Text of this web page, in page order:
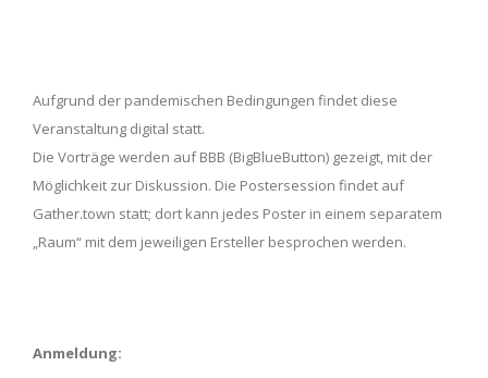
Aufgrund der pandemischen Bedingungen findet diese
Veranstaltung digital statt.
Die Vorträge werden auf BBB (BigBlueButton) gezeigt, mit der
Möglichkeit zur Diskussion. Die Postersession findet auf
Gather.town statt; dort kann jedes Poster in einem separatem
„Raum“ mit dem jeweiligen Ersteller besprochen werden.
Anmeldung: